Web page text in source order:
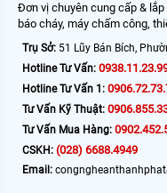
Đơn vị chuyên cung cấp &
báo cháy, máy chấm công,
Trụ Sở: 51 Lũy Bán Bích,
Hotline Tư Vấn:
Hotline Tư Vấn 1:
Tư Vấn Kỹ Thuật:
Tư Vấn Mua Hàng:
CSKH: (028) 6688.4949
Email: